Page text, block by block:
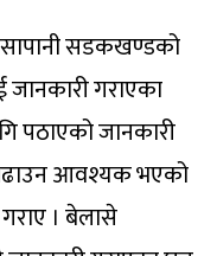
सडकखण्डको
जानकारी गराएका
पठाएको जानकारी
आवश्यक भएको
गराए । बेलासे